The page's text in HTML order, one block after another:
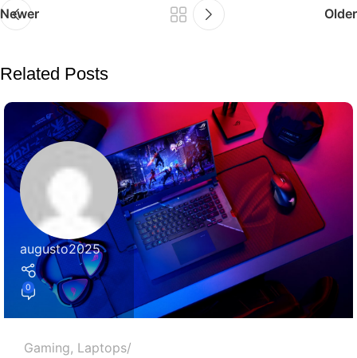
Newer Older
Related Posts
augusto2025
0
Gaming, Laptops